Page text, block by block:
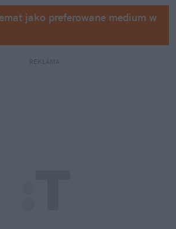
jako preferowane medium w
REKLAMA